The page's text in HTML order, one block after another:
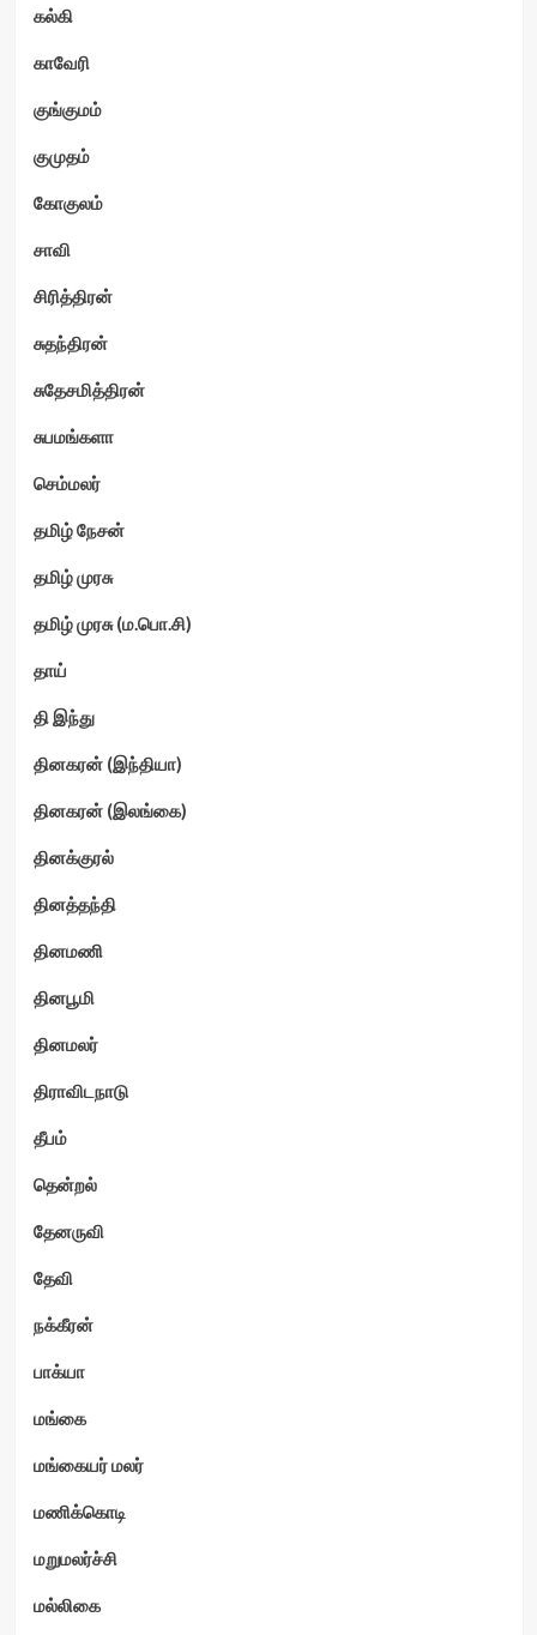
கல்கி
காவேரி
குங்குமம்
குமுதம்
கோகுலம்
சாவி
சிரித்திரன்
சுதந்திரன்
சுதேசமித்திரன்
சுபமங்களா
செம்மலர்
தமிழ் நேசன்
தமிழ் முரசு
தமிழ் முரசு (ம.பொ.சி)
தாய்
தி இந்து
தினகரன் (இந்தியா)
தினகரன் (இலங்கை)
தினக்குரல்
தினத்தந்தி
தினமணி
தினபூமி
தினமலர்
திராவிடநாடு
தீபம்
தென்றல்
தேனருவி
தேவி
நக்கீரன்
பாக்யா
மங்கை
மங்கையர் மலர்
மணிக்கொடி
மறுமலர்ச்சி
மல்லிகை